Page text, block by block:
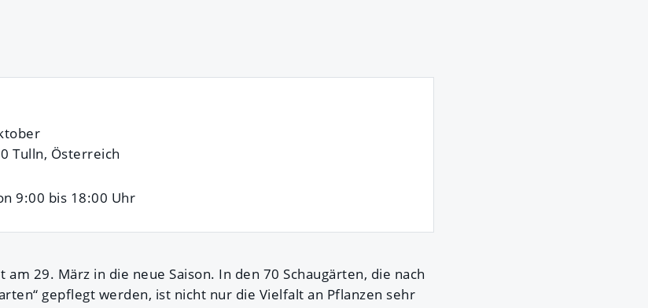
Tulln, Österreich
9:00 bis 18:00 Uhr
29. März in die neue Saison. In den 70 Schaugärten, die nach
gepflegt werden, ist nicht nur die Vielfalt an Pflanzen sehr